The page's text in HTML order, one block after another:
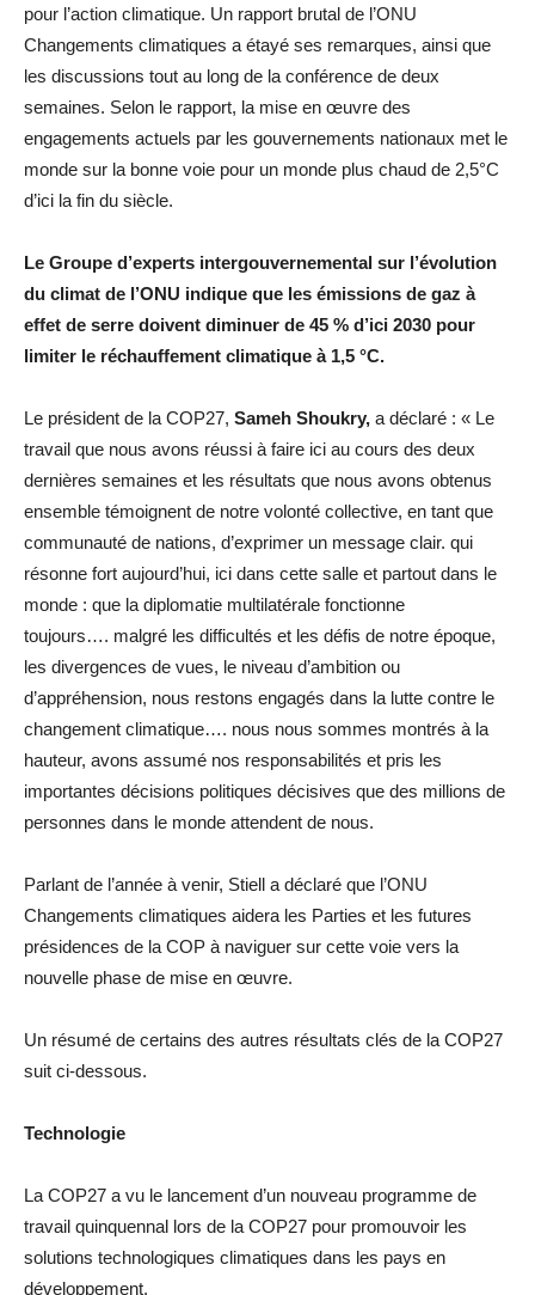
pour l’action climatique. Un rapport brutal de l’ONU
Changements climatiques a étayé ses remarques, ainsi que
les discussions tout au long de la conférence de deux
semaines. Selon le rapport, la mise en œuvre des
engagements actuels par les gouvernements nationaux met le
monde sur la bonne voie pour un monde plus chaud de 2,5°C
d’ici la fin du siècle.
Le Groupe d’experts intergouvernemental sur l’évolution
du climat de l’ONU indique que les émissions de gaz à
effet de serre doivent diminuer de 45 % d’ici 2030 pour
limiter le réchauffement climatique à 1,5 °C.
Le président de la COP27, Sameh Shoukry, a déclaré : « Le
travail que nous avons réussi à faire ici au cours des deux
dernières semaines et les résultats que nous avons obtenus
ensemble témoignent de notre volonté collective, en tant que
communauté de nations, d’exprimer un message clair. qui
résonne fort aujourd’hui, ici dans cette salle et partout dans le
monde : que la diplomatie multilatérale fonctionne
toujours…. malgré les difficultés et les défis de notre époque,
les divergences de vues, le niveau d’ambition ou
d’appréhension, nous restons engagés dans la lutte contre le
changement climatique…. nous nous sommes montrés à la
hauteur, avons assumé nos responsabilités et pris les
importantes décisions politiques décisives que des millions de
personnes dans le monde attendent de nous.
Parlant de l’année à venir, Stiell a déclaré que l’ONU
Changements climatiques aidera les Parties et les futures
présidences de la COP à naviguer sur cette voie vers la
nouvelle phase de mise en œuvre.
Un résumé de certains des autres résultats clés de la COP27
suit ci-dessous.
Technologie
La COP27 a vu le lancement d’un nouveau programme de
travail quinquennal lors de la COP27 pour promouvoir les
solutions technologiques climatiques dans les pays en
développement.